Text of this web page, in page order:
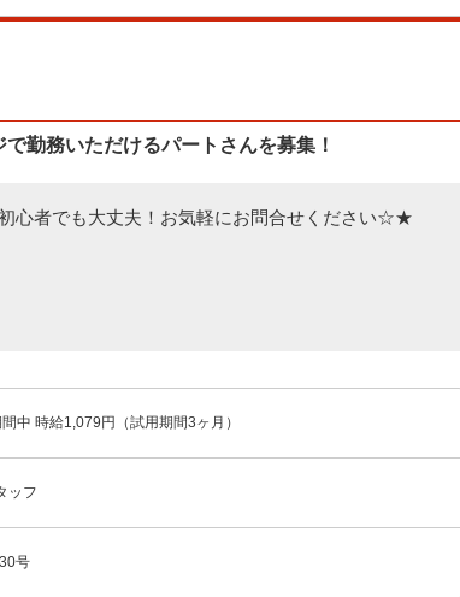
勤務いただけるパートさんを募集！
者でも大丈夫！お気軽にお問合せください☆★
中 時給1,079円（試用期間3ヶ月）
ッフ
号